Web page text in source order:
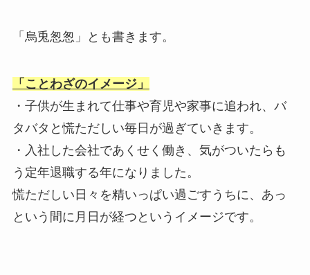
「烏兎怱怱」とも書きます。
「ことわざのイメージ」
・子供が生まれて仕事や育児や家事に追われ、バ
タバタと慌ただしい毎日が過ぎていきます。
・入社した会社であくせく働き、気がついたらも
う定年退職する年になりました。
慌ただしい日々を精いっぱい過ごすうちに、あっ
という間に月日が経つというイメージです。